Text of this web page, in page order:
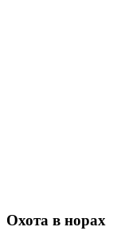
Охота в норах